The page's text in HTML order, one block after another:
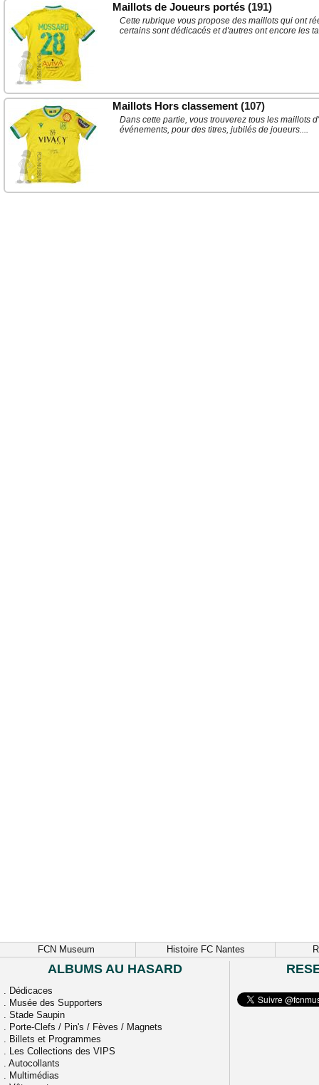
Maillots de Joueurs portés (191)
Cette rubrique vous propose des maillots qui ont
certains sont dédicacés et d'autres ont encore les
Maillots Hors classement (107)
Dans cette partie, vous trouverez tous les maillots
événements, pour des titres, jubilés de joueurs....
FCN Museum Histoire FC Nantes
ALBUMS AU HASARD
. Dédicaces
. Musée des Supporters
. Stade Saupin
. Porte-Clefs / Pin's / Fèves / Magnets
. Billets et Programmes
. Les Collections des VIPS
. Autocollants
. Multimédias